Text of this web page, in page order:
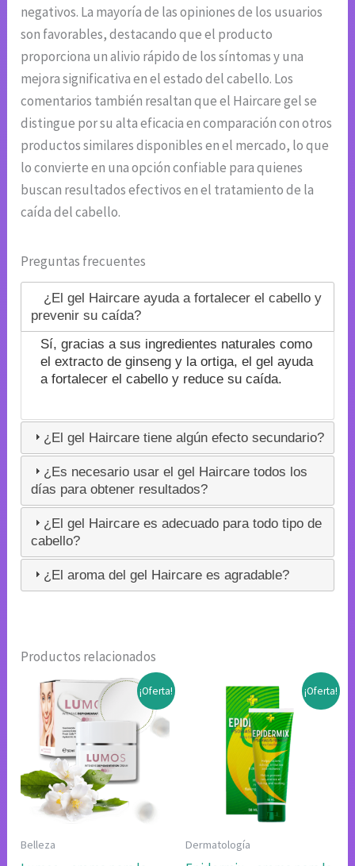
negativos. La mayoría de las opiniones de los usuarios
son favorables, destacando que el producto
proporciona un alivio rápido de los síntomas y una
mejora significativa en el estado del cabello. Los
comentarios también resaltan que el Haircare gel se
distingue por su alta eficacia en comparación con otros
productos similares disponibles en el mercado, lo que
lo convierte en una opción confiable para quienes
buscan resultados efectivos en el tratamiento de la
caída del cabello.
Preguntas frecuentes
¿El gel Haircare ayuda a fortalecer el cabello y
prevenir su caída?
Sí, gracias a sus ingredientes naturales como
el extracto de ginseng y la ortiga, el gel ayuda
a fortalecer el cabello y reduce su caída.
¿El gel Haircare tiene algún efecto secundario?
¿Es necesario usar el gel Haircare todos los
días para obtener resultados?
¿El gel Haircare es adecuado para todo tipo de
cabello?
¿El aroma del gel Haircare es agradable?
Productos relacionados
¡Oferta!
Belleza
¡Oferta!
Dermatología